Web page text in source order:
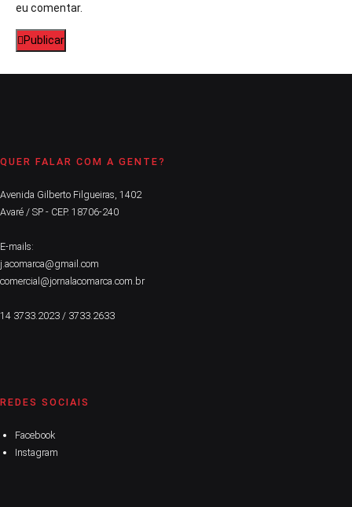
eu comentar.
Publicar
QUER FALAR COM A GENTE?
Avenida Gilberto Filgueiras, 1402
Avaré / SP - CEP. 18706-240
E-mails:
j.acomarca@gmail.com
comercial@jornalacomarca.com.br
14 3733.2023 / 3733.2633
REDES SOCIAIS
Facebook
Instagram